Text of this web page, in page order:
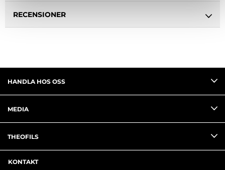
RECENSIONER
HANDLA HOS OSS
MEDIA
THEOFILS
KONTAKT